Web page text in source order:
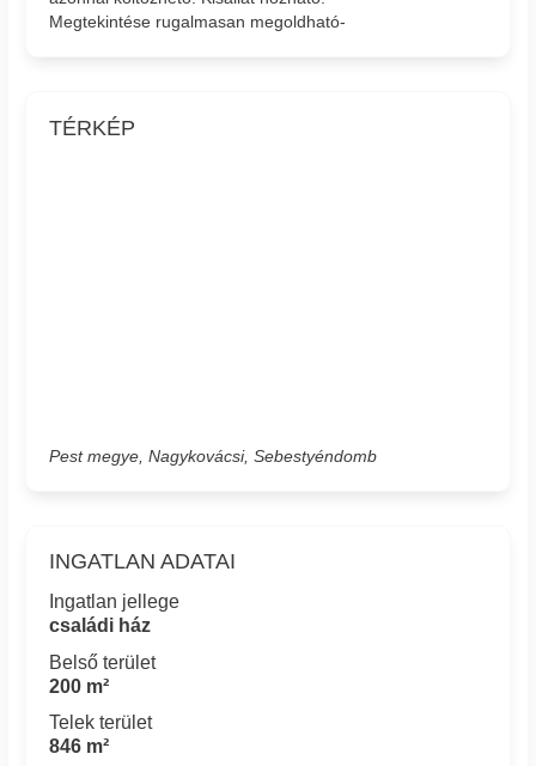
Megtekintése rugalmasan megoldható-
TÉRKÉP
Pest megye, Nagykovácsi, Sebestyéndomb
INGATLAN ADATAI
Ingatlan jellege
családi ház
Belső terület
200 m²
Telek terület
846 m²